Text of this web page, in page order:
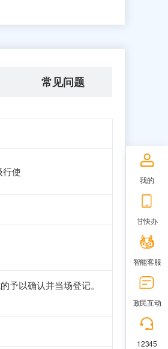
常见问题
行使
予以确认并当场登记。
我的
甘快办
智能客服
政民互动
12345